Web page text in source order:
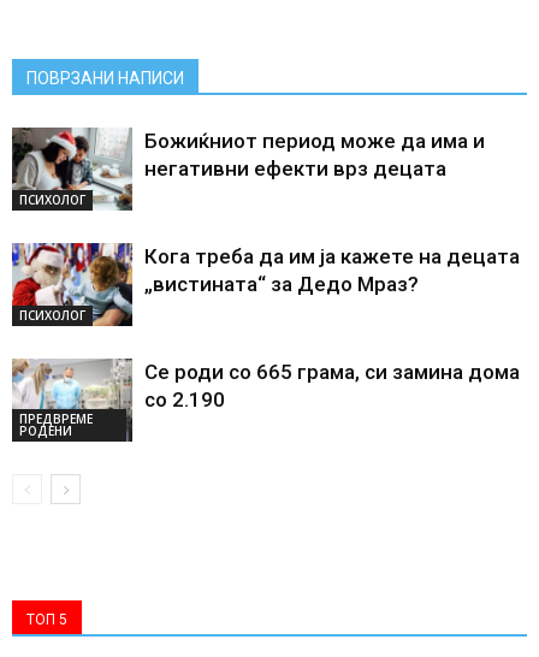
ПОВРЗАНИ НАПИСИ
ПСИХОЛОГ
Божиќниот период може да има и
негативни ефекти врз децата
ПСИХОЛОГ
Кога треба да им ја кажете на децата
„вистината“ за Дедо Мраз?
ПРЕДВРЕМЕ
РОДЕНИ
Се роди со 665 грама, си замина дома
со 2.190
ТОП 5